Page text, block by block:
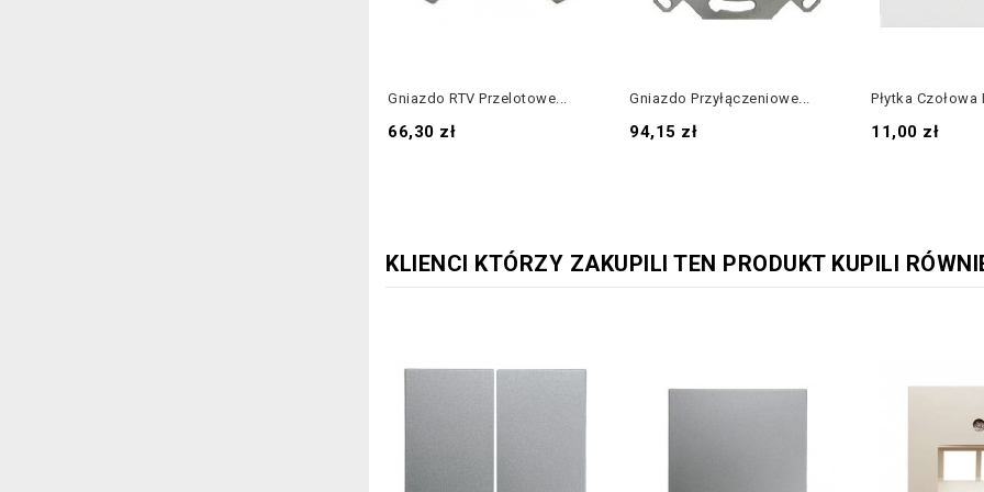
Gniazdo RTV Przelotowe...
Cena
66,30 zł
Gniazdo Przyłączeniowe...
Cena
94,15 zł
Płytka Czołowa
Cena
11,00 zł
KLIENCI KTÓRZY ZAKUPILI TEN PRODUKT KUPILI